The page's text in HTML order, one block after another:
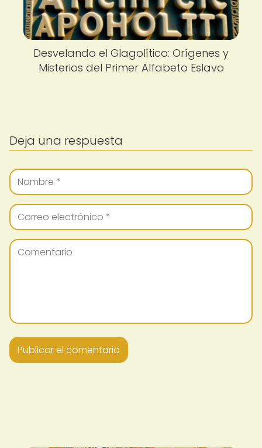
Desvelando el Glagolítico: Orígenes y
Misterios del Primer Alfabeto Eslavo
Deja una respuesta